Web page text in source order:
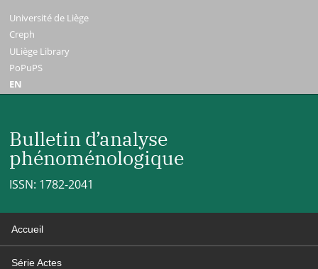
Université de Liège
Creph
ULiège Library
PoPuPS
EN
Bulletin d’analyse
phénoménologique
ISSN: 1782-2041
Accueil
Série Actes